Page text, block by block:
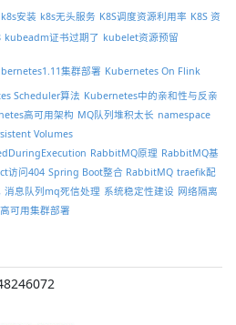
k8s安装 k8s无头服务 K8S调度资源利用率 K8S 资
kubeadm证书过期了 kubelet资源预留
集群部署 Kubernetes On Flink
Scheduler算法 Kubernetes中的亲和性与反亲
高可用架构 MQ队列堆积太长 namespace
Volumes
RabbitMQ原理 RabbitMQ基
访问404 Spring Boot整合 RabbitMQ traefik配
消息队列mq死信处理 系统稳定性建设 网络隔离
可用集群部署